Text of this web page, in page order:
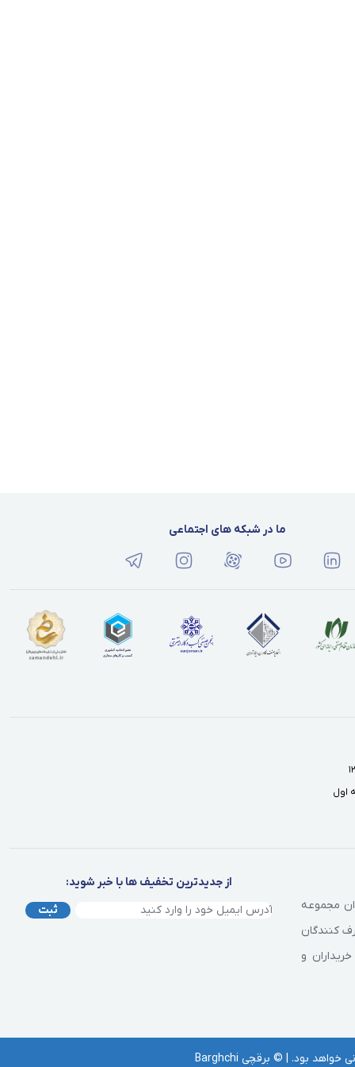
ما در شبکه های اجتماعی
مجموعه
کنندگان
و
از جدیدترین تخفیف ها با خبر شوید:
ثبت